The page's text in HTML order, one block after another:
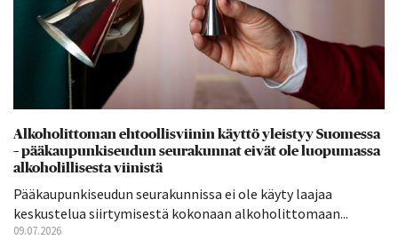
Alkoholittoman ehtoollisviinin käyttö yleistyy Suomessa
– pääkaupunkiseudun seurakunnat eivät ole luopumassa
alkoholillisesta viinistä
Pääkaupunkiseudun seurakunnissa ei ole käyty laajaa
keskustelua siirtymisestä kokonaan alkoholittomaan...
09.07.2026